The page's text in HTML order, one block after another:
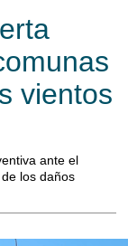
vientos
ante el
los daños